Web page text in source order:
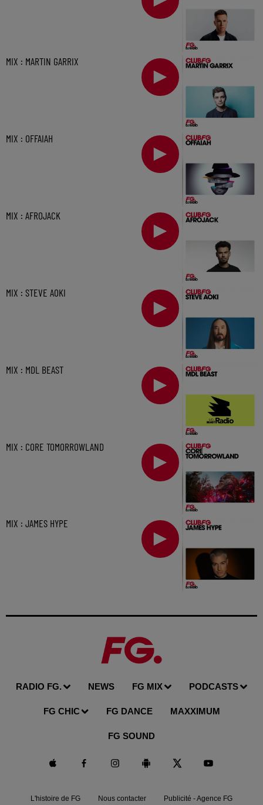
MIX : MARTIN GARRIX
MIX : OFFAIAH
MIX : AFROJACK
MIX : STEVE AOKI
MIX : MDL BEAST
MIX : CORE TOMORROWLAND
MIX : JAMES HYPE
RADIO FG. NEWS FG MIX PODCASTS
FG CHIC FG DANCE MAXXIMUM
FG SOUND
L'histoire de FG Nous contacter Publicité - Agence FG